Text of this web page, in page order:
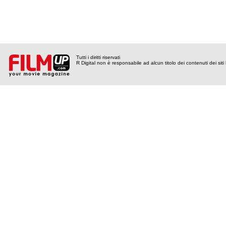
Tutti i diritti riservati
R Digital non è responsabile ad alcun titolo dei contenuti dei siti